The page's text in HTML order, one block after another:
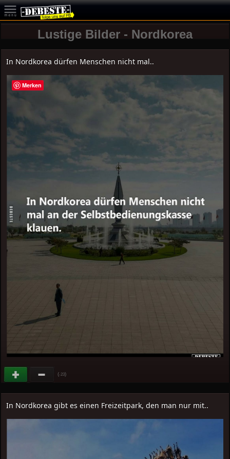
Lustige Bilder - Nordkorea
In Nordkorea dürfen Menschen nicht mal..
(-23)
In Nordkorea gibt es einen Freizeitpark, den man nur mit..
Merken